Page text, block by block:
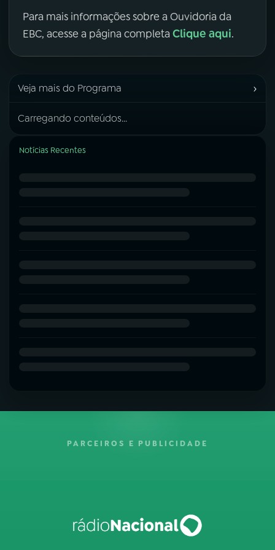
Para mais informações sobre a Ouvidoria da
EBC, acesse a página completa Clique aqui.
Veja mais do Programa ›
Carregando conteúdos...
Notícias Recentes
PARCEIROS E PUBLICIDADE